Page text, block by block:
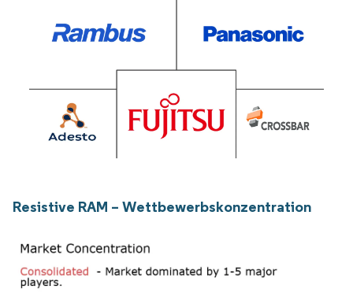
Resistive RAM – Wettbewerbskonzentration